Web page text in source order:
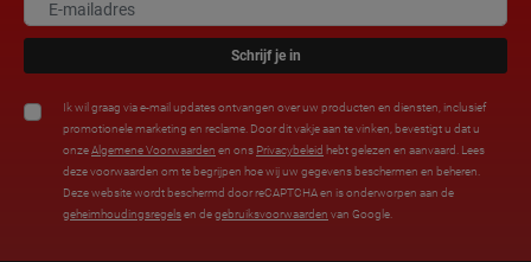
Schrijf je in
Ik wil graag via e-mail updates ontvangen over uw producten en diensten, inclusief
promotionele marketing en reclame. Door dit vakje aan te vinken, bevestigt u dat u
onzeAlgemene Voorwaarden en ons Privacybeleid hebt gelezen en aanvaard. Lees
deze voorwaarden om te begrijpen hoe wij uw gegevens beschermen en beheren.
Deze website wordt beschermd door reCAPTCHA en is onderworpen aan de
geheimhoudingsregelsen degebruiksvoorwaarden van Google.